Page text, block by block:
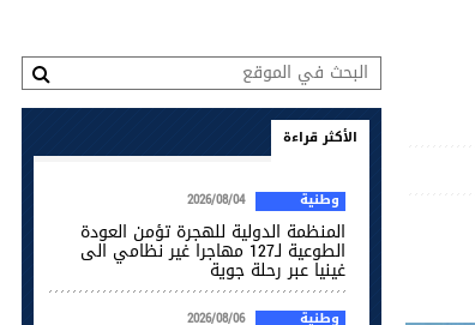
الأكثر قراءة
وطنية 2026/08/04
المنظمة الدولية للهجرة تؤمن العودة
الطوعية لـ127 مهاجرا غير نظامي الى
غينيا عبر رحلة جوية
وطنية 2026/08/06